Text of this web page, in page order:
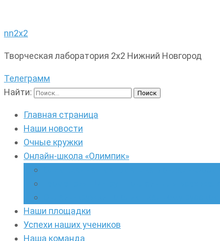
nn2x2
Творческая лаборатория 2х2 Нижний Новгород
Телеграмм
Найти:
Главная страница
Наши новости
Очные кружки
Онлайн-школа «Олимпик»
Наши площадки
Успехи наших учеников
Наша команда